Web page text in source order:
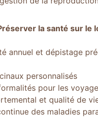
la santé sur le
annuel et dépistage
personnalisés
pour les
et qualité de
des maladies